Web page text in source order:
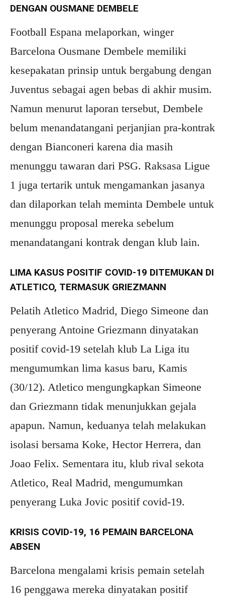
DENGAN OUSMANE DEMBELE
Football Espana melaporkan, winger
Barcelona Ousmane Dembele memiliki
kesepakatan prinsip untuk bergabung dengan
Juventus sebagai agen bebas di akhir musim.
Namun menurut laporan tersebut, Dembele
belum menandatangani perjanjian pra-kontrak
dengan Bianconeri karena dia masih
menunggu tawaran dari PSG. Raksasa Ligue
1 juga tertarik untuk mengamankan jasanya
dan dilaporkan telah meminta Dembele untuk
menunggu proposal mereka sebelum
menandatangani kontrak dengan klub lain.
LIMA KASUS POSITIF COVID-19 DITEMUKAN DI
ATLETICO, TERMASUK GRIEZMANN
Pelatih Atletico Madrid, Diego Simeone dan
penyerang Antoine Griezmann dinyatakan
positif covid-19 setelah klub La Liga itu
mengumumkan lima kasus baru, Kamis
(30/12). Atletico mengungkapkan Simeone
dan Griezmann tidak menunjukkan gejala
apapun. Namun, keduanya telah melakukan
isolasi bersama Koke, Hector Herrera, dan
Joao Felix. Sementara itu, klub rival sekota
Atletico, Real Madrid, mengumumkan
penyerang Luka Jovic positif covid-19.
KRISIS COVID-19, 16 PEMAIN BARCELONA
ABSEN
Barcelona mengalami krisis pemain setelah
16 penggawa mereka dinyatakan positif